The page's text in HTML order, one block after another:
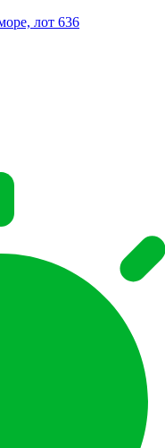
лот 636